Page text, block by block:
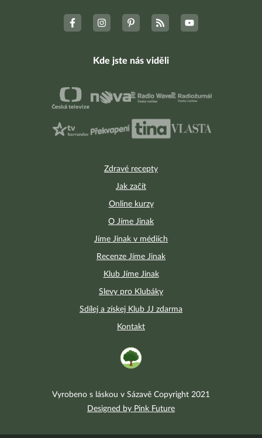
Zdravé recepty
Jak začít
Online kurzy
O Jíme Jinak
Jíme Jinak v médiích
Recenze Jíme Jinak
Klub Jíme Jinak
Slevy pro Klubáky
Sdílej a získej Klub JJ zdarma
Kontakt
Kde jste nás viděli
Vyrobeno s láskou v Sázavě Copyright 2021
Designed by Pink Future